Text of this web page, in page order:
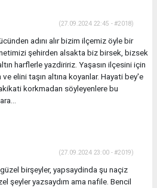
(27.09.2024 22:45 - #2018)
adını alır bizim ilçemiz öyle bir
şehirden alsakta biz birsek, bizsek
harflerle yazdiririz. Yaşasın ilçesini için
elini taşın altına koyanlar. Hayati bey'e
korkmadan söyleyenlere bu
(27.09.2024 23:00 - #2019)
birşeyler, yapsaydinda şu naçiz
şeyler yazsaydım ama nafile. Bencil